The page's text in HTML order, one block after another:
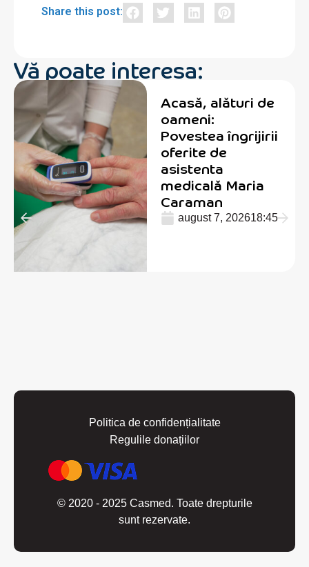
Share this post:
Vă poate interesa:
Acasă, alături de
oameni:
Povestea îngrijirii
oferite de
asistenta
medicală Maria
Caraman
august 7, 202618:45
© 2020 - 2025 Casmed. Toate drepturile
sunt rezervate.
Politica de confidențialitate
Regulile donațiilor